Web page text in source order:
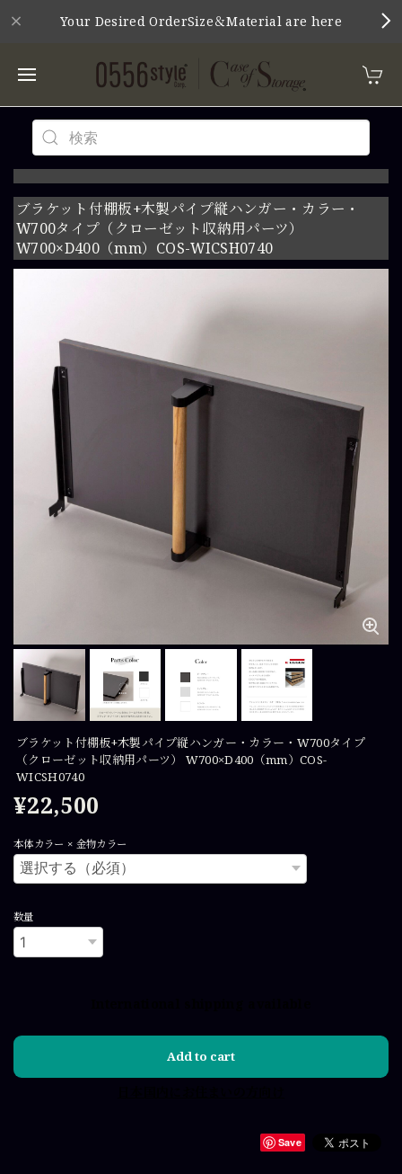
Your Desired OrderSize＆Material are here
ブラケット付棚板+木製パイプ縦ハンガー・カラー・
W700タイプ（クローゼット収納用パーツ）
W700×D400（mm）COS-WICSH0740
ブラケット付棚板+木製パイプ縦ハンガー・カラー・W700タイプ
（クローゼット収納用パーツ） W700×D400（mm）COS-
WICSH0740
¥22,500
本体カラー × 金物カラー
数量
Add to cart
Save